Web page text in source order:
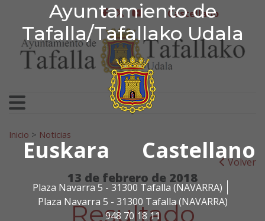
Ayuntamiento de
Tafalla/Tafallako Udala
Euskara Castellano
Plaza Navarra 5 - 31300 Tafalla (NAVARRA)
Plaza Navarra 5 - 31300 Tafalla (NAVARRA)
948 70 18 11
Ir al contenido
Ayuntamiento de
facebook
twitter
youtubeCastellano
Search for:
Inicio > Noticias
Volver
13 de febrero de 2018
Resultado